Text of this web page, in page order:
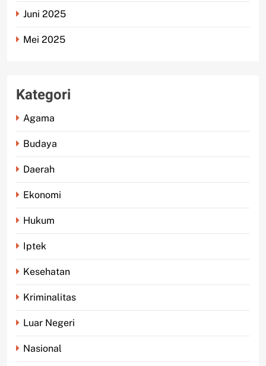
Juni 2025
Mei 2025
Kategori
Agama
Budaya
Daerah
Ekonomi
Hukum
Iptek
Kesehatan
Kriminalitas
Luar Negeri
Nasional